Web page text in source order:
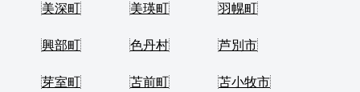
美深町 美瑛町 羽幌町
興部町 色丹村 芦別市
芽室町 苫前町 苫小牧市